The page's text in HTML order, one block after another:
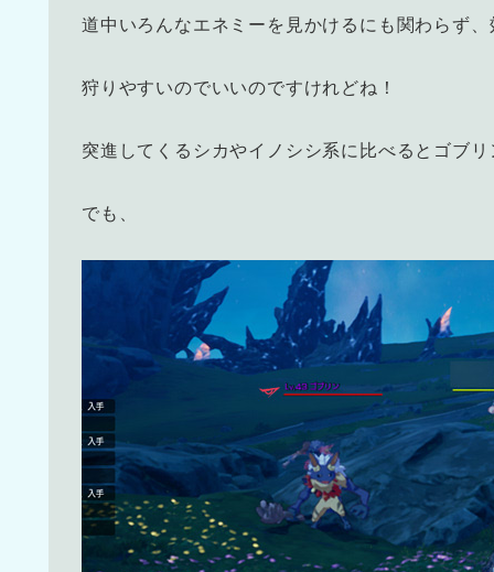
道中いろんなエネミーを見かけるにも関わらず
狩りやすいのでいいのですけれどね！
突進してくるシカやイノシシ系に比べるとゴブ
でも、